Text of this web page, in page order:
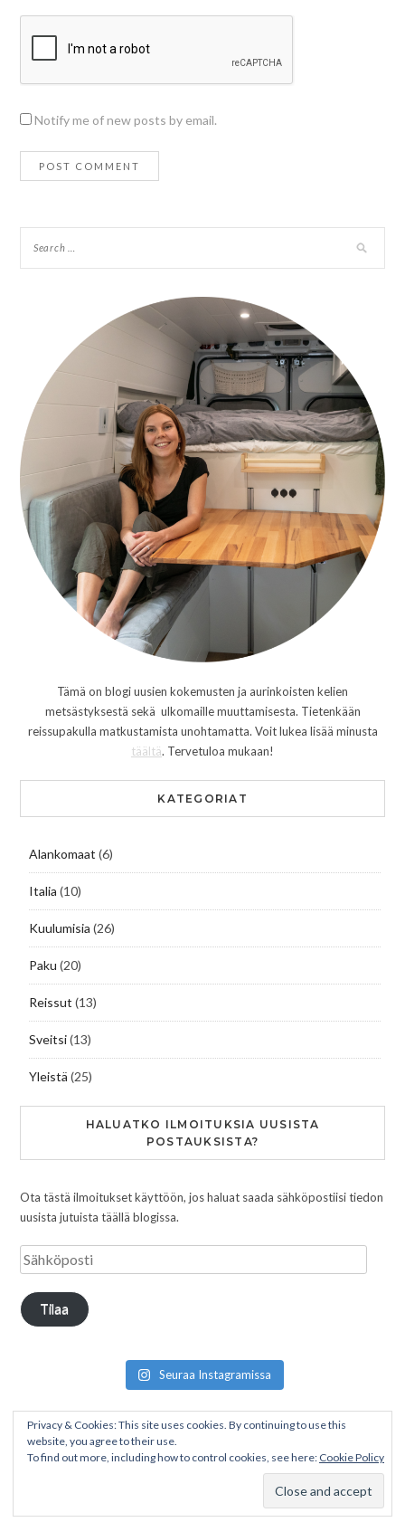
Notify me of new posts by email.
Tämä on blogi uusien kokemusten ja aurinkoisten kelien
metsästyksestä sekä ulkomaille muuttamisesta. Tietenkään
reissupakulla matkustamista unohtamatta. Voit lukea lisää minusta
täältä. Tervetuloa mukaan!
KATEGORIAT
Alankomaat (6)
Italia (10)
Kuulumisia (26)
Paku (20)
Reissut (13)
Sveitsi(13)
Yleistä (25)
HALUATKO ILMOITUKSIA UUSISTA
POSTAUKSISTA?
Ota tästä ilmoitukset käyttöön, jos haluat saada sähköpostiisi tiedon
uusista jutuista täällä blogissa.
Tilaa
Seuraa Instagramissa
Copyright © 2026 Pakumatkalla
Privacy & Cookies: This site uses cookies. By continuing to use this
website, you agree to their use.
To find out more, including how to control cookies, see here: Cookie Policy